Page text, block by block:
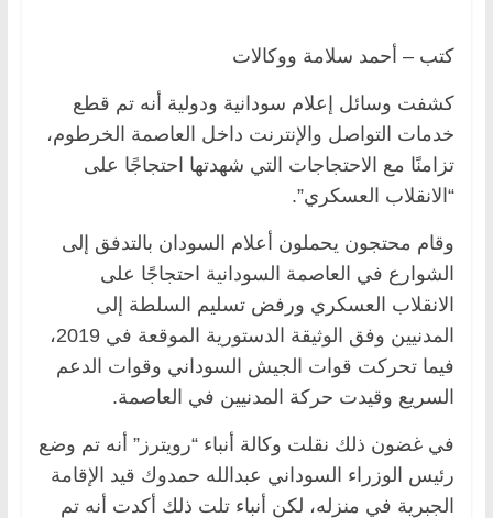
كتب – أحمد سلامة ووكالات
كشفت وسائل إعلام سودانية ودولية أنه تم قطع
خدمات التواصل والإنترنت داخل العاصمة الخرطوم،
تزامنًا مع الاحتجاجات التي شهدتها احتجاجًا على
“الانقلاب العسكري”.
وقام محتجون يحملون أعلام السودان بالتدفق إلى
الشوارع في العاصمة السودانية احتجاجًا على
الانقلاب العسكري ورفض تسليم السلطة إلى
المدنيين وفق الوثيقة الدستورية الموقعة في 2019،
فيما تحركت قوات الجيش السوداني وقوات الدعم
السريع وقيدت حركة المدنيين في العاصمة.
في غضون ذلك نقلت وكالة أنباء “رويترز” أنه تم وضع
رئيس الوزراء السوداني عبدالله حمدوك قيد الإقامة
الجبرية في منزله، لكن أنباء تلت ذلك أكدت أنه تم